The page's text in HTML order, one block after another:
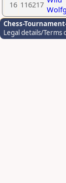
16 116217
Chess-
Legal details/Terms